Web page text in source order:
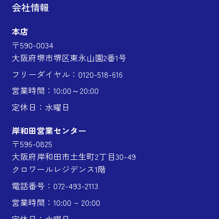
会社情報
本店
〒590-0034
大阪府堺市堺区東永山園2番1号
フリーダイヤル：0120-518-616
営業時間：10:00～20:00
定休日：水曜日
岸和田営業センター
〒596-0825
大阪府岸和田市土生町2丁目30-49
クロワールレジデンス1階
電話番号：072-493-2113
営業時間：10:00 ~ 20:00